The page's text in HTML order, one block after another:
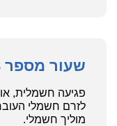
שעור מספר 23
פגיעה חשמלית,
לזרם חשמלי העובר
מוליך חשמלי.